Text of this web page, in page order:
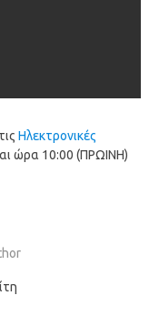
Ηλεκτρονικές
ώρα 10:00 (ΠΡΩΙΝΗ)